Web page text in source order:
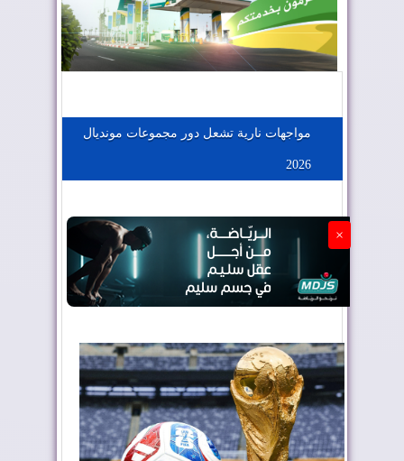
المغرب يعزز موقعه في صناعة الطيران
الجزائر تستسلم لفرنسا
مواجهات نارية تشعل دور مجموعات مونديال
2026
×